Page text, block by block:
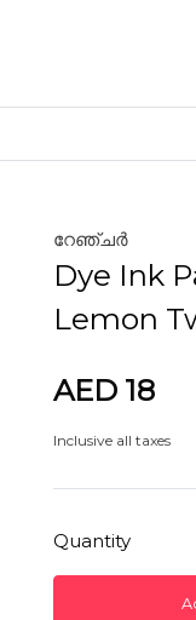
റേഞ്ചർ
Dye Ink
Lemon
AED 18
Inclusive all taxes
Quantity